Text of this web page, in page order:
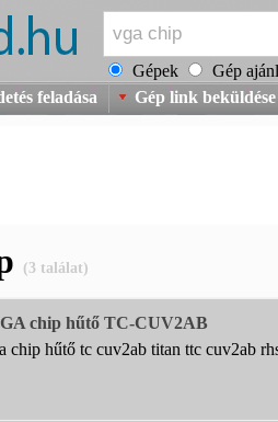
Gépek
Gép
feladása Gép link beküldése
(3 találat)
chip hűtő TC-CUV2AB
chip hűtő tc cuv2ab titan ttc cuv2ab